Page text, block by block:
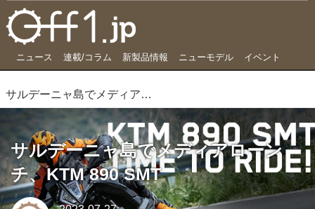
ニュース 連載/コラム 新製品情報 ニューモデル イベント
サルデーニャ島でメディアローンチ、KTM 890 SMT
サルデーニャ島でメディアローン
チ、KTM 890 SMT